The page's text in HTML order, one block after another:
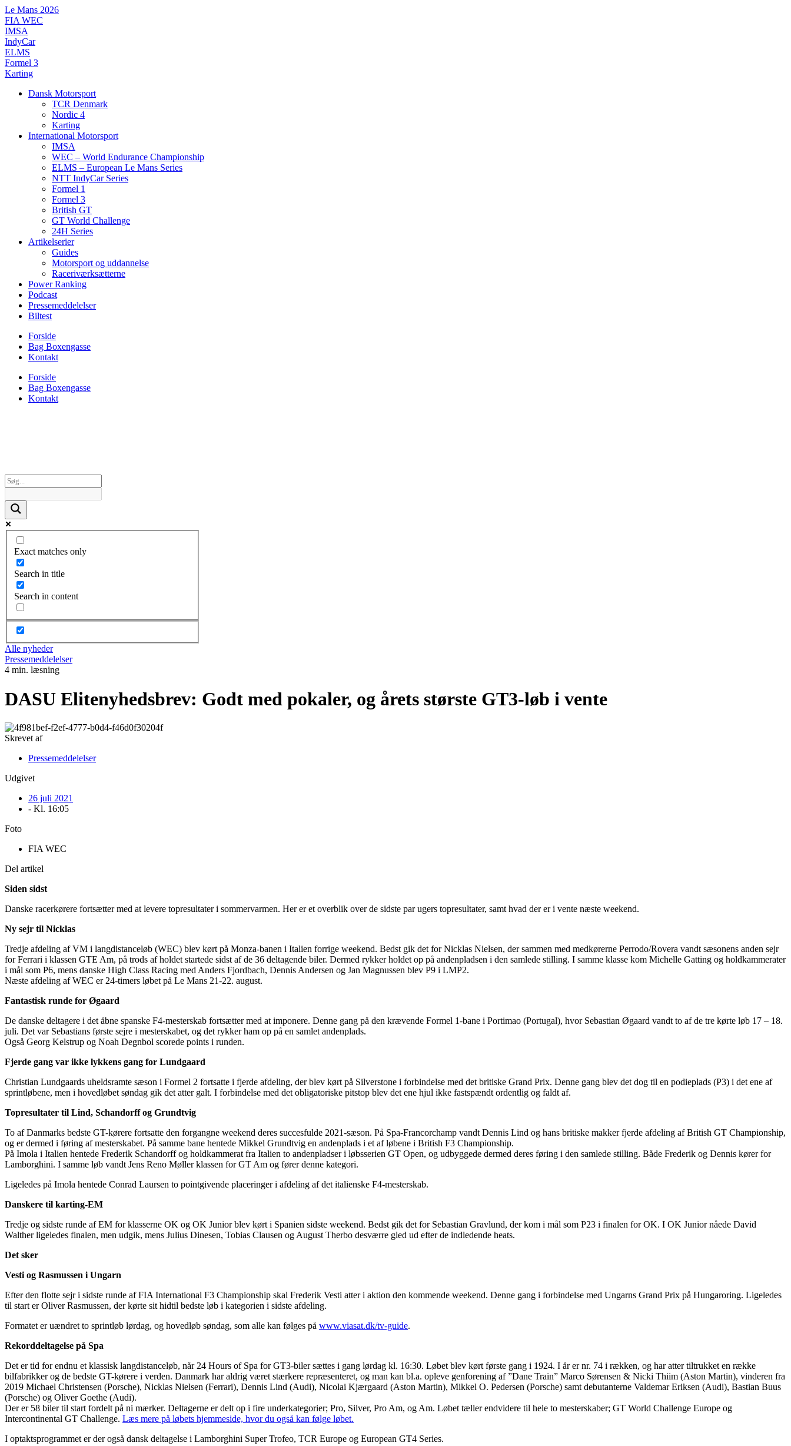
Videre
til
indhold
Le Mans 2026
FIA WEC
IMSA
IndyCar
ELMS
Formel 3
Karting
Dansk Motorsport
TCR Denmark
Nordic 4
Karting
International Motorsport
IMSA
WEC – World Endurance Championship
ELMS – European Le Mans Series
NTT IndyCar Series
Formel 1
Formel 3
British GT
GT World Challenge
24H Series
Artikelserier
Guides
Motorsport og uddannelse
Raceriværksætterne
Power Ranking
Podcast
Pressemeddelelser
Biltest
Forside
Bag Boxengasse
Kontakt
Forside
Bag Boxengasse
Kontakt
Exact matches only
Search in title
Search in content
Alle nyheder
Pressemeddelelser
4 min. læsning
DASU Elitenyhedsbrev: Godt med pokaler, og årets største GT3-løb i vente
Skrevet af
Pressemeddelelser
Udgivet
26 juli 2021
- Kl. 16:05
Foto
FIA WEC
Del artikel
Siden sidst
Danske racerkørere fortsætter med at levere topresultater i sommervarmen. Her er et overblik over de sidste par ugers topresultater, samt hvad der er i vente næste weekend.
Ny sejr til Nicklas
Tredje afdeling af VM i langdistanceløb (WEC) blev kørt på Monza-banen i Italien forrige weekend. Bedst gik det for Nicklas Nielsen, der sammen med medkørerne Perrodo/Rovera vandt sæsonens anden sejr
for Ferrari i klassen GTE Am, på trods af holdet startede sidst af de 36 deltagende biler. Dermed rykker holdet op på andenpladsen i den samlede stilling. I samme klasse kom Michelle Gatting og holdkammerater
i mål som P6, mens danske High Class Racing med Anders Fjordbach, Dennis Andersen og Jan Magnussen blev P9 i LMP2.
Næste afdeling af WEC er 24-timers løbet på Le Mans 21-22. august.
Fantastisk runde for Øgaard
De danske deltagere i det åbne spanske F4-mesterskab fortsætter med at imponere. Denne gang på den krævende Formel 1-bane i Portimao (Portugal), hvor Sebastian Øgaard vandt to af de tre kørte løb 17 – 18.
juli. Det var Sebastians første sejre i mesterskabet, og det rykker ham op på en samlet andenplads.
Også Georg Kelstrup og Noah Degnbol scorede points i runden.
Fjerde gang var ikke lykkens gang for Lundgaard
Christian Lundgaards uheldsramte sæson i Formel 2 fortsatte i fjerde afdeling, der blev kørt på Silverstone i forbindelse med det britiske Grand Prix. Denne gang blev det dog til en podieplads (P3) i det ene af
sprintløbene, men i hovedløbet søndag gik det atter galt. I forbindelse med det obligatoriske pitstop blev det ene hjul ikke fastspændt ordentlig og faldt af.
Topresultater til Lind, Schandorff og Grundtvig
To af Danmarks bedste GT-kørere fortsatte den forgangne weekend deres succesfulde 2021-sæson. På Spa-Francorchamp vandt Dennis Lind og hans britiske makker fjerde afdeling af British GT Championship,
og er dermed i føring af mesterskabet. På samme bane hentede Mikkel Grundtvig en andenplads i et af løbene i British F3 Championship.
På Imola i Italien hentede Frederik Schandorff og holdkammerat fra Italien to andenpladser i løbsserien GT Open, og udbyggede dermed deres føring i den samlede stilling. Både Frederik og Dennis kører for
Lamborghini. I samme løb vandt Jens Reno Møller klassen for GT Am og fører denne kategori.
Ligeledes på Imola hentede Conrad Laursen to pointgivende placeringer i afdeling af det italienske F4-mesterskab.
Danskere til karting-EM
Tredje og sidste runde af EM for klasserne OK og OK Junior blev kørt i Spanien sidste weekend. Bedst gik det for Sebastian Gravlund, der kom i mål som P23 i finalen for OK. I OK Junior nåede David
Walther ligeledes finalen, men udgik, mens Julius Dinesen, Tobias Clausen og August Therbo desværre gled ud efter de indledende heats.
Det sker
Vesti og Rasmussen i Ungarn
Efter den flotte sejr i sidste runde af FIA International F3 Championship skal Frederik Vesti atter i aktion den kommende weekend. Denne gang i forbindelse med Ungarns Grand Prix på Hungaroring. Ligeledes
til start er Oliver Rasmussen, der kørte sit hidtil bedste løb i kategorien i sidste afdeling.
Formatet er uændret to sprintløb lørdag, og hovedløb søndag, som alle kan følges på www.viasat.dk/tv-guide.
Rekorddeltagelse på Spa
Det er tid for endnu et klassisk langdistanceløb, når 24 Hours of Spa for GT3-biler sættes i gang lørdag kl. 16:30. Løbet blev kørt første gang i 1924. I år er nr. 74 i rækken, og har atter tiltrukket en række
bilfabrikker og de bedste GT-kørere i verden. Danmark har aldrig været stærkere repræsenteret, og man kan bl.a. opleve genforening af ”Dane Train” Marco Sørensen & Nicki Thiim (Aston Martin), vinderen fra
2019 Michael Christensen (Porsche), Nicklas Nielsen (Ferrari), Dennis Lind (Audi), Nicolai Kjærgaard (Aston Martin), Mikkel O. Pedersen (Porsche) samt debutanterne Valdemar Eriksen (Audi), Bastian Buus
(Porsche) og Oliver Goethe (Audi).
Der er 58 biler til start fordelt på ni mærker. Deltagerne er delt op i fire underkategorier; Pro, Silver, Pro Am, og Am. Løbet tæller endvidere til hele to mesterskaber; GT World Challenge Europe og
Intercontinental GT Challenge. Læs mere på løbets hjemmeside, hvor du også kan følge løbet.
I optaktsprogrammet er der også dansk deltagelse i Lamborghini Super Trofeo, TCR Europe og European GT4 Series.